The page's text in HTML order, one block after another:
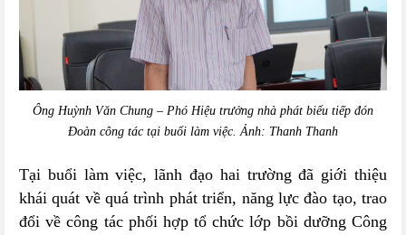
Ông Huỳnh Văn Chung – Phó Hiệu trưởng nhà phát biểu tiếp đón
Đoàn công tác tại buổi làm việc. Ảnh: Thanh Thanh
Tại buổi làm việc, lãnh đạo hai trường đã giới thiệu
khái quát về quá trình phát triển, năng lực đào tạo, trao
đổi về công tác phối hợp tổ chức lớp bồi dưỡng Công